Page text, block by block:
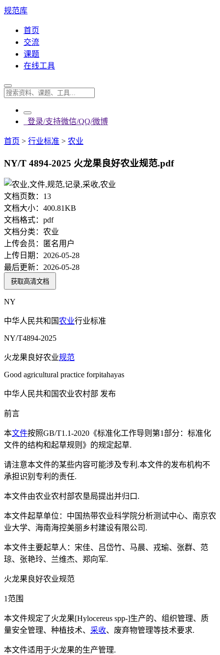
规范库
首页
交流
课题
在线工具
登录/支持微信/QQ/微博
首页 > 行业标准 > 农业
NY/T 4894-2025 火龙果良好农业规范.pdf
文档页数： 13
文档大小： 400.81KB
文档格式： pdf
文档分类： 农业
上传会员：
匿名用户
上传日期： 2026-05-28
最后更新： 2026-05-28
获取高清文档
NY
中华人民共和国农业行业标准
NY/T4894-2025
火龙果良好农业规范
Good agricultural practice forpitahayas
中华人民共和国农业农村部 发布
前言
本文件按照GB/T1.1-2020《标准化工作导则第1部分：标准化
文件的结构和起草规则》的规定起草.
请注意本文件的某些内容可能涉及专利.本文件的发布机构不
承担识别专利的责任.
本文件由农业农村部农垦局提出并归口.
本文件起草单位：中国热带农业科学院分析测试中心、南京农
业大学、海南海控美丽乡村建设有限公司.
本文件主要起草人：宋佳、吕岱竹、马晨、戎瑜、张群、范
琼、张艳玲、兰维杰、郑向军.
火龙果良好农业规范
1范围
本文件规定了火龙果[Hylocereus spp-]生产的、组织管理、质
量安全管理、种植技术、 采收、废弃物管理等技术要求.
本文件适用于火龙果的生产管理.